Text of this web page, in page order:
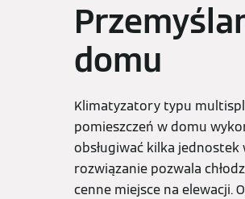
domu
Klimatyzatory typu
pomieszczeń w domu
obsługiwać kilka
rozwiązanie pozwala
cenne miejsce na elewacji.